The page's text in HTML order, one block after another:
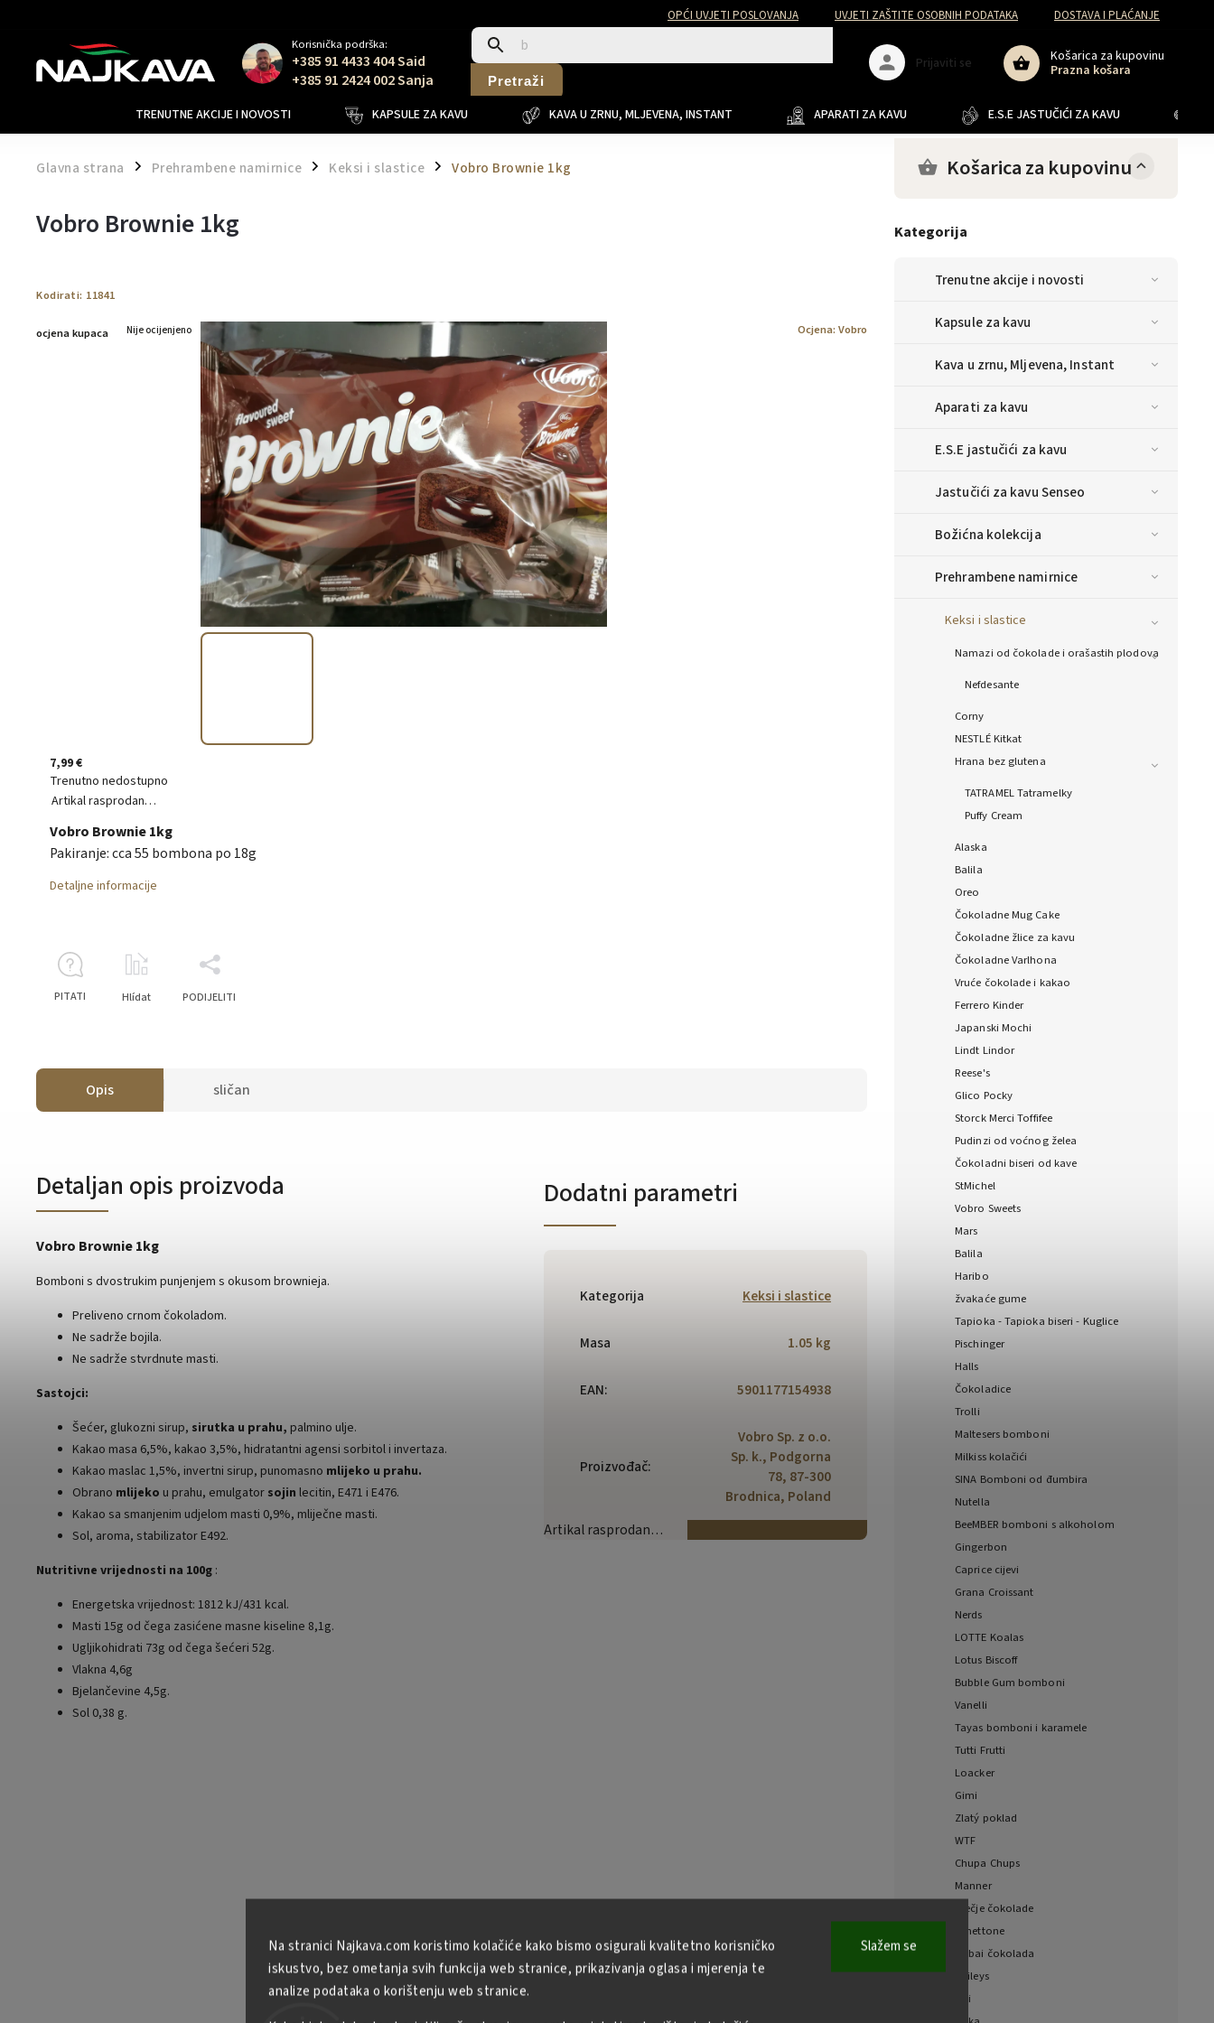
Na stranici Najkava.com koristimo kolačiće kako bismo osigurali kvalitetno korisničko
iskustvo, bez ometanja svih funkcija web stranice, prikazivanja oglasa i mjerenja te
analize podataka o korištenju web stranice.
Slažem se
OPĆI UVJETI POSLOVANJA UVJETI ZAŠTITE OSOBNIH PODATAKA
DOSTAVA I PLAĆANJE
Korisnička podrška:
+385 91 4433 404 Said
+385 91 2424 002 Sanja
Pretraži
Košarica za kupovinu
Prazna košara
Prijaviti se
TRENUTNE AKCIJE I NOVOSTI KAPSULE ZA KAVU KAVA U ZRNU, MLJEVENA, INSTANT APARATI ZA KAVU E.S.E JASTUČIĆI ZA KAVU
Glavna strana / Prehrambene namirnice / Keksi i slastice / Vobro Brownie 1kg Košarica za kupovinu
Kategorija
Trenutne akcije i novosti
Kapsule za kavu
Kava u zrnu, Mljevena, Instant
Aparati za kavu
E.S.E jastučići za kavu
Jastučići za kavu Senseo
Božićna kolekcija
Prehrambene namirnice
Keksi i slastice
Namazi od čokolade i orašastih plodova
Nefdesante
Corny
NESTLÉ Kitkat
Hrana bez glutena
TATRAMEL Tatramelky
Puffy Cream
Alaska
Balila
Oreo
Čokoladne Mug Cake
Čokoladne žlice za kavu
Čokoladne Varlhona
Vruće čokolade i kakao
Ferrero Kinder
Japanski Mochi
Lindt Lindor
Reese's
Glico Pocky
Storck Merci Toffifee
Pudinzi od voćnog želea
Čokoladni biseri od kave
StMichel
Vobro Sweets
Mars
Balila
Haribo
žvakaće gume
Tapioka - Tapioka biseri - Kuglice
Pischinger
Halls
Čokoladice
Trolli
Maltesers bomboni
Milkiss kolačići
SINA Bomboni od đumbira
Nutella
BeeMBER bomboni s alkoholom
Gingerbon
Caprice cijevi
Grana Croissant
Nerds
LOTTE Koalas
Lotus Biscoff
Bubble Gum bomboni
Vanelli
Tayas bomboni i karamele
Tutti Frutti
Loacker
Gimi
Zlatý poklad
WTF
Chupa Chups
Manner
Dječje čokolade
Panettone
Dubai čokolada
Baileys
Fizi
Vobro Brownie 1kg
Kodirati: 11841
ocjena kupaca Nije ocijenjeno Ocjena: Vobro
7,99 €
Trenutno nedostupno
Artikal rasprodan…
Vobro Brownie 1kg
Pakiranje: cca 55 bombona po 18g
Detaljne informacije
PITATI Hlídat PODIJELITI
Opis sličan
Detaljan opis proizvoda
Vobro Brownie 1kg
Bomboni s dvostrukim punjenjem s okusom brownieja.
Preliveno crnom čokoladom.
Ne sadrže bojila.
Ne sadrže stvrdnute masti.
Sastojci:
Šećer, glukozni sirup, sirutka u prahu, palmino ulje.
Kakao masa 6,5%, kakao 3,5%, hidratantni agensi sorbitol i invertaza.
Kakao maslac 1,5%, invertni sirup, punomasno mlijeko u prahu.
Obrano mlijeko u prahu, emulgator sojin lecitin, E471 i E476.
Kakao sa smanjenim udjelom masti 0,9%, mliječne masti.
Sol, aroma, stabilizator E492.
Nutritivne vrijednosti na 100g :
Energetska vrijednost: 1812 kJ/431 kcal.
Masti 15g od čega zasićene masne kiseline 8,1g.
Ugljikohidrati 73g od čega šećeri 52g.
Vlakna 4,6g
Bjelančevine 4,5g.
Sol 0,38 g.
Dodatni parametri
Kategorija Keksi i slastice
Masa 1.05 kg
EAN: 5901177154938
Proizvođač:
Vobro Sp. z o.o.
Sp. k., Podgorna
78, 87-300
Brodnica, Poland
Artikal rasprodan…